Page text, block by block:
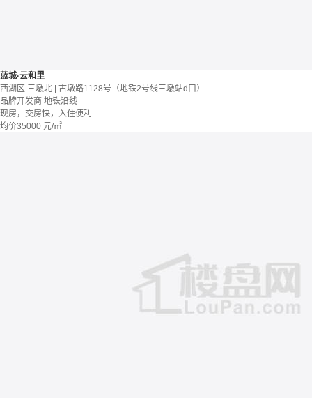
蓝城·云和里
西湖区 三墩北 | 古墩路1128号（地铁2号线三墩站d口）
品牌开发商 地铁沿线
现房，交房快，入住便利
均价35000 元/㎡